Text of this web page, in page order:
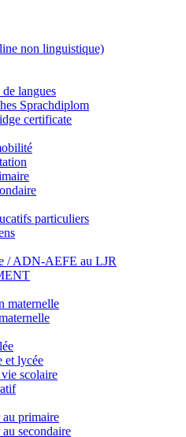
non linguistique)
langues
Sprachdiplom
certificate
particuliers
/ ADN-AEFE au LJR
maternelle
et lycée
scolaire
primaire
secondaire